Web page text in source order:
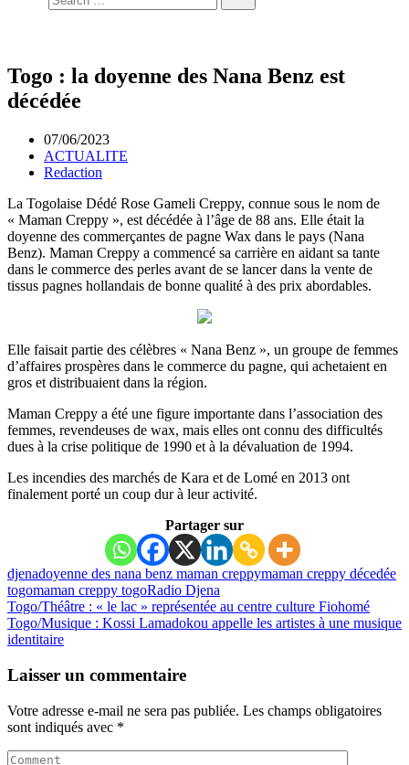
Togo : la doyenne des Nana Benz est
décédée
07/06/2023
ACTUALITE
Redaction
La Togolaise Dédé Rose Gameli Creppy, connue sous le nom de
« Maman Creppy », est décédée à l’âge de 88 ans. Elle était la
doyenne des commerçantes de pagne Wax dans le pays (Nana
Benz). Maman Creppy a commencé sa carrière en aidant sa tante
dans le commerce des perles avant de se lancer dans la vente de
tissus pagnes hollandais de bonne qualité à des prix abordables.
Elle faisait partie des célèbres « Nana Benz », un groupe de femmes
d’affaires prospères dans le commerce du pagne, qui achetaient en
gros et distribuaient dans la région.
Maman Creppy a été une figure importante dans l’association des
femmes, revendeuses de wax, mais elles ont connu des difficultés
dues à la crise politique de 1990 et à la dévaluation de 1994.
Les incendies des marchés de Kara et de Lomé en 2013 ont
finalement porté un coup dur à leur activité.
Partager sur
djenadoyenne des nana benz maman creppymaman creppy décedée
togomaman creppy togoRadio Djena
Togo/Théâtre : « le lac » représentée au centre culture Fiohomé
Togo/Musique : Kossi Lamadokou appelle les artistes à une musique
identitaire
Laisser un commentaire
Votre adresse e-mail ne sera pas publiée. Les champs obligatoires
sont indiqués avec *